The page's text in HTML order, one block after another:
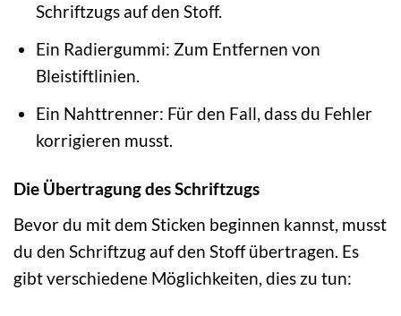
Schriftzugs auf den Stoff.
Ein Radiergummi: Zum Entfernen von
Bleistiftlinien.
Ein Nahttrenner: Für den Fall, dass du Fehler
korrigieren musst.
Die Übertragung des Schriftzugs
Bevor du mit dem Sticken beginnen kannst, musst
du den Schriftzug auf den Stoff übertragen. Es
gibt verschiedene Möglichkeiten, dies zu tun: